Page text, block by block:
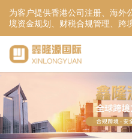
为客户提供香港公司注册、海外
境资金规划、财税合规管理、跨
服务！